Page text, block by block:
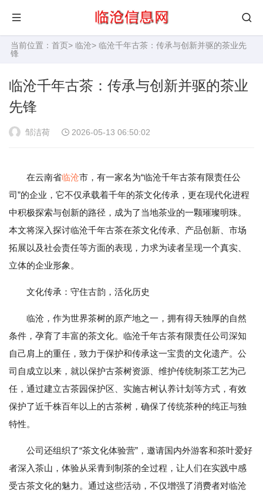
当前位置： 首页> 临沧> 临沧千年古茶：传承与创新并驱的茶业先
锋
临沧千年古茶：传承与创新并驱的茶业
先锋
邹洁荷 2026-05-13 06:50:02
在云南省临沧市，有一家名为“临沧千年古茶有限责任公
司”的企业，它不仅承载着千年的茶文化传承，更在现代化进程
中积极探索与创新的路径，成为了当地茶业的一颗璀璨明珠。
本文将深入探讨临沧千年古茶在茶文化传承、产品创新、市场
拓展以及社会责任等方面的表现，力求为读者呈现一个真实、
立体的企业形象。
文化传承：守住古韵，活化历史
临沧，作为世界茶树的原产地之一，拥有得天独厚的自然
条件，孕育了丰富的茶文化。临沧千年古茶有限责任公司深知
自己肩上的重任，致力于保护和传承这一宝贵的文化遗产。公
司自成立以来，就以保护古茶树资源、维护传统制茶工艺为己
任，通过建立古茶园保护区、实施古树认养计划等方式，有效
保护了近千株百年以上的古茶树，确保了传统茶种的纯正与独
特性。
公司还组织了“茶文化体验营”，邀请国内外游客和茶叶爱好
者深入茶山，体验从采青到制茶的全过程，让人们在实践中感
受古茶文化的魅力。通过这些活动，不仅增强了消费者对临沧